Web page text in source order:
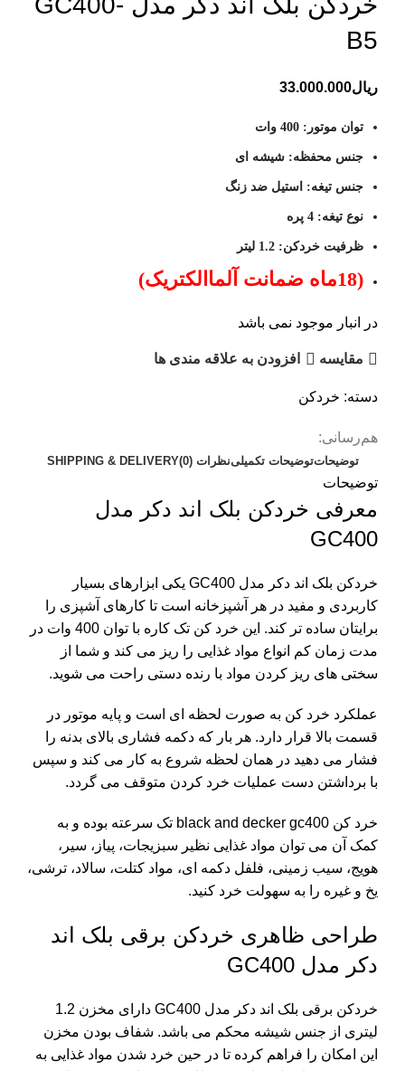
B5
ریال33.000.000
توان موتور: 400 وات
جنس محفظه: شیشه ای
جنس تیغه: استیل ضد زنگ
نوع تیغه: 4 پره
ظرفیت خردکن: 1.2 لیتر
(18ماه ضمانت آلماالکتریک)
در انبار موجود نمی باشد
مقایسه افزودن به علاقه مندی ها
دسته: خردکن
هم‌رسانی:
توضیحاتتوضیحات تکمیلینظرات (0) SHIPPING & DELIVERY
توضیحات
معرفی خردکن بلک اند دکر مدل
GC400
خردکن بلک اند دکر مدل GC400 یکی ابزارهای بسیار
کاربردی و مفید در هر آشپزخانه است تا کارهای آشپزی را
برایتان ساده تر کند. این خرد کن تک کاره با توان 400 وات در
مدت زمان کم انواع مواد غذایی را ریز می کند و شما از
سختی های ریز کردن مواد با رنده دستی راحت می شوید.
عملکرد خرد کن به صورت لحظه ای است و پایه موتور در
قسمت بالا قرار دارد. هر بار که دکمه فشاری بالای بدنه را
فشار می دهید در همان لحظه شروع به کار می کند و سپس
با برداشتن دست عملیات خرد کردن متوقف می گردد.
خرد کن black and decker gc400 تک سرعته بوده و به
کمک آن می توان مواد غذایی نظیر سبزیجات، پیاز، سیر،
هویج، سیب‌ زمینی، فلفل دکمه ای، مواد کتلت، سالاد، ترشی،
یخ و غیره را به سهولت خرد کنید.
طراحی ظاهری خردکن برقی بلک اند
دکر مدل GC400
خردکن برقی بلک اند دکر مدل GC400 دارای مخزن 1.2
لیتری از جنس شیشه محکم می باشد. شفاف بودن مخزن
این امکان را فراهم کرده تا در حین خرد شدن مواد غذایی به